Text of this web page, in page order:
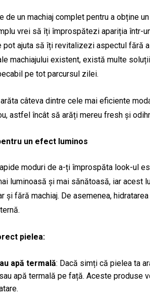
de un machiaj complet pentru a obține
vrei să îți împrospătezi apariția într-
ajuta să îți revitalizezi aspectul fără
machiajului existent, există multe
pe tot parcursul zilei.
câteva dintre cele mai eficiente
astfel încât să arăți mereu fresh și
un efect luminos
moduri de a-ți împrospăta look-ul
luminoasă și mai sănătoasă, iar acest
și fără machiaj. De asemenea,
pielea:
apă termală: Dacă simți că pielea ta
apă termală pe față. Aceste produse